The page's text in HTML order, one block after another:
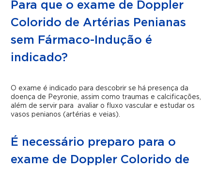
Para que o exame de Doppler
Colorido de Artérias Penianas
sem Fármaco-Indução é
indicado?
O exame é indicado para descobrir se há presença da
doença de Peyronie, assim como traumas e calcificações,
além de servir para avaliar o fluxo vascular e estudar os
vasos penianos (artérias e veias).
É necessário preparo para o
exame de Doppler Colorido de